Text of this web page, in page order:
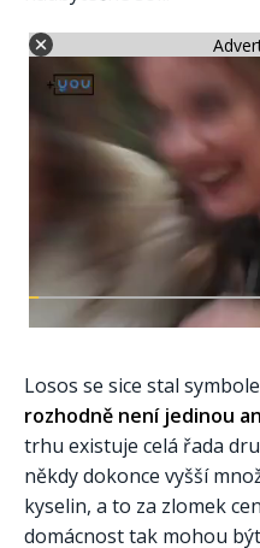
Losos se sice stal
rozhodně není jedinou
trhu existuje celá řada
někdy dokonce vyšší
kyselin, a to za zlomek
domácnost tak mohou